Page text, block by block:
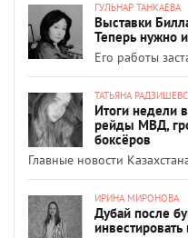
ГУЛЬНАР ТАНКАЕВА
Выставки
Теперь нужно
Его работы
ТАТЬЯНА
Итоги недели
рейды МВД,
боксёров
Главные новости
ИРИНА МИРОНОВА
Дубай после